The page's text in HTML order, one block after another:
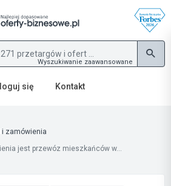
Wyszukiwanie zaawansowane
się Kontakt
i zamówienia
jest przewóz mieszkańców w...